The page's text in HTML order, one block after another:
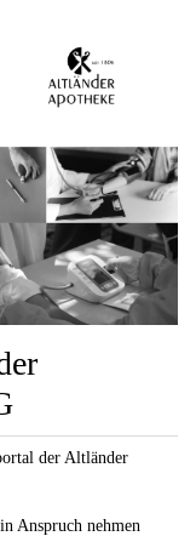
der Altländer
Anspruch nehmen